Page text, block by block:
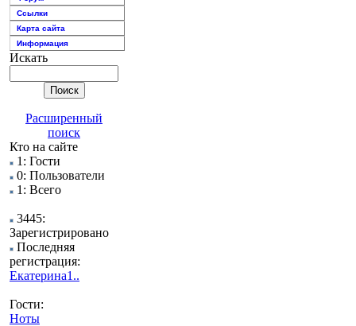
Ссылки
Карта сайта
Информация
Искать
Расширенный
поиск
Кто на сайте
1: Гости
0: Пользователи
1: Всего
3445:
Зарегистрировано
Последняя
регистрация:
Екатерина1..
Гости:
Ноты